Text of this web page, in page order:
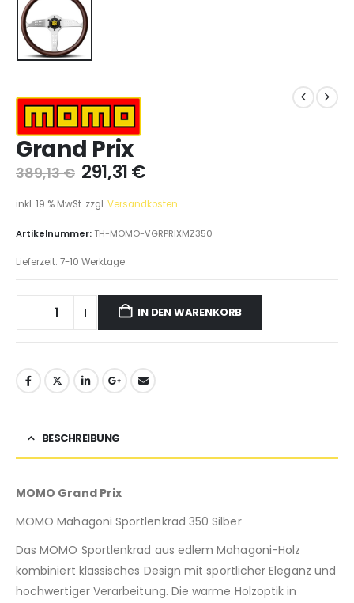
Grand Prix
389,13€ 291,31€
inkl. 19 % MwSt. zzgl.Versandkosten
Artikelnummer:TH-MOMO-VGRPRIXMZ350
Lieferzeit: 7-10 Werktage
IN DEN WARENKORB
BESCHREIBUNG
MOMO Grand Prix
MOMO Mahagoni Sportlenkrad 350 Silber
Das MOMO Sportlenkrad aus edlem Mahagoni-Holz
kombiniert klassisches Design mit sportlicher Eleganz und
hochwertiger Verarbeitung. Die warme Holzoptik in